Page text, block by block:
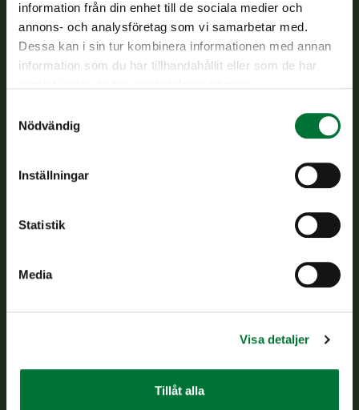
information från din enhet till de sociala medier och
annons- och analysföretag som vi samarbetar med.
Dessa kan i sin tur kombinera informationen med annan
information som du har tillhandahållit eller som de har
Nödvändig
Inställningar
Statistik
Media
Visa detaljer
Tillåt alla
Finlands viltcentral
Finlands viltcentral främjar en hållbar vilthushållning, stöder
Vardagar kl. 9–15
asiakaspalvelu@riista.fi